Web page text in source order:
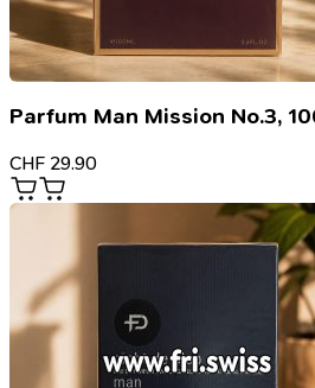
Parfum Man Mission No.3,
CHF 29.90